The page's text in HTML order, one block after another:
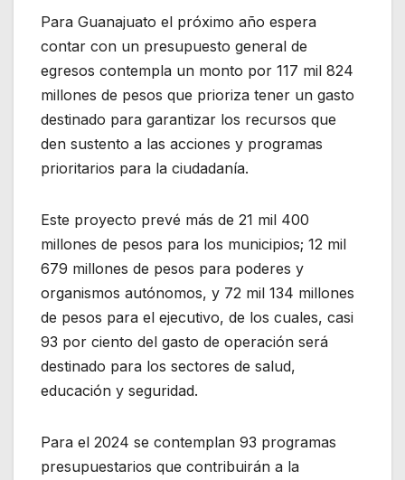
Para Guanajuato el próximo año espera
contar con un presupuesto general de
egresos contempla un monto por 117 mil 824
millones de pesos que prioriza tener un gasto
destinado para garantizar los recursos que
den sustento a las acciones y programas
prioritarios para la ciudadanía.
Este proyecto prevé más de 21 mil 400
millones de pesos para los municipios; 12 mil
679 millones de pesos para poderes y
organismos autónomos, y 72 mil 134 millones
de pesos para el ejecutivo, de los cuales, casi
93 por ciento del gasto de operación será
destinado para los sectores de salud,
educación y seguridad.
Para el 2024 se contemplan 93 programas
presupuestarios que contribuirán a la